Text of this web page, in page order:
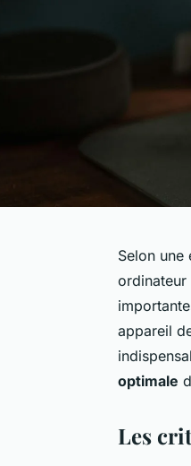
Selon
appareil
optimale
Les